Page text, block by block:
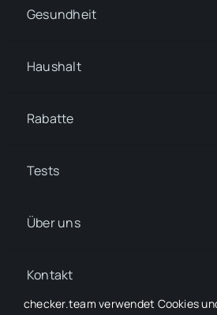
Gesundheit
Haushalt
Rabatte
Tests
Über uns
Kontakt
checker.team verwendet Cookies